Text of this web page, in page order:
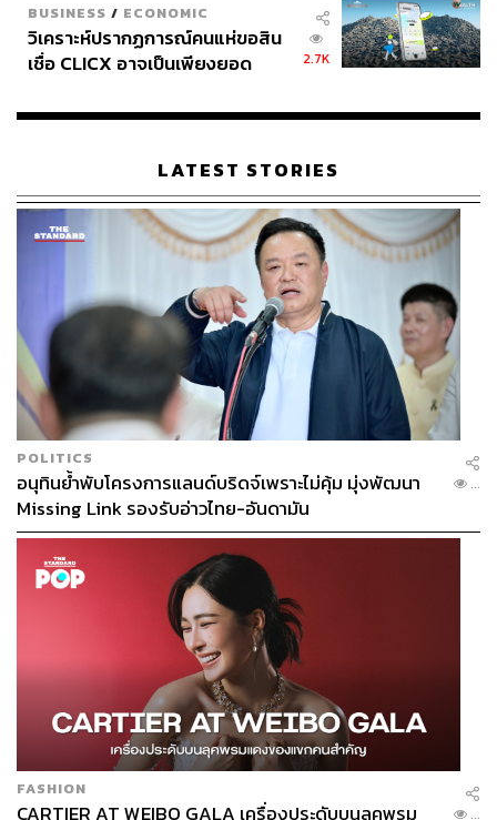
BUSINESS / ECONOMIC
วิเคราะห์ปรากฏการณ์คนแห่ขอสิน
เชื่อ CLICX อาจเป็นเพียงยอด
เรือนไทยที่ถูกซุกไว้
2.7K
LATEST STORIES
POLITICS
อนุทินย้ำพับโครงการแลนด์บริดจ์เพราะไม่คุ้ม มุ่งพัฒนา
Missing Link รองรับอ่าวไทย-อันดามัน
...
FASHION
CARTIER AT WEIBO GALA เครื่องประดับบนลุคพรม ...